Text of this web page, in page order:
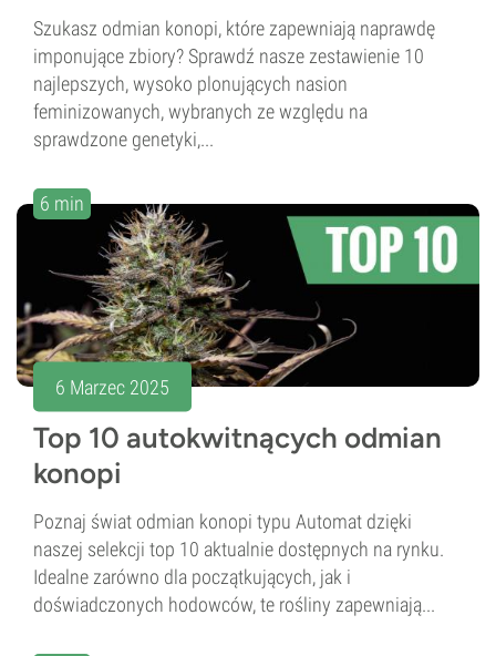
Szukasz odmian konopi, które zapewniają naprawdę
imponujące zbiory? Sprawdź nasze zestawienie 10
najlepszych, wysoko plonujących nasion
feminizowanych, wybranych ze względu na
sprawdzone genetyki,...
6 min
6 Marzec 2025
Top 10 autokwitnących odmian
konopi
Poznaj świat odmian konopi typu Automat dzięki
naszej selekcji top 10 aktualnie dostępnych na rynku.
Idealne zarówno dla początkujących, jak i
doświadczonych hodowców, te rośliny zapewniają...